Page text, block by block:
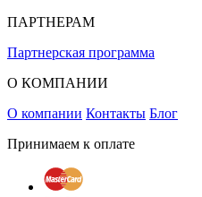
ПАРТНЕРАМ
Партнерская программа
О КОМПАНИИ
О компании Контакты Блог
Принимаем к оплате